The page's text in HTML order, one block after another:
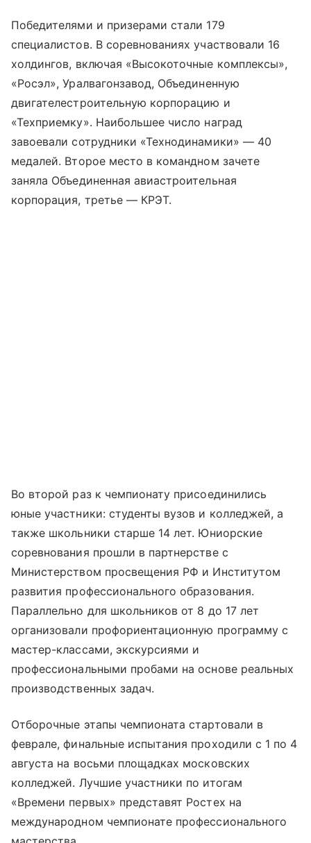
Победителями и призерами стали 179
специалистов. В соревнованиях участвовали 16
холдингов, включая «Высокоточные комплексы»,
«Росэл», Уралвагонзавод, Объединенную
двигателестроительную корпорацию и
«Техприемку». Наибольшее число наград
завоевали сотрудники «Технодинамики» — 40
медалей. Второе место в командном зачете
заняла Объединенная авиастроительная
корпорация, третье — КРЭТ.
Во второй раз к чемпионату присоединились
юные участники: студенты вузов и колледжей, а
также школьники старше 14 лет. Юниорские
соревнования прошли в партнерстве с
Министерством просвещения РФ и Институтом
развития профессионального образования.
Параллельно для школьников от 8 до 17 лет
организовали профориентационную программу с
мастер-классами, экскурсиями и
профессиональными пробами на основе реальных
производственных задач.
Отборочные этапы чемпионата стартовали в
феврале, финальные испытания проходили с 1 по 4
августа на восьми площадках московских
колледжей. Лучшие участники по итогам
«Времени первых» представят Ростех на
международном чемпионате профессионального